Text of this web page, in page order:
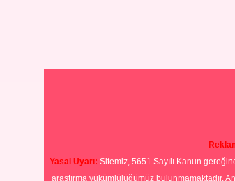
Yasal Uyarı: Sitemiz, 5651 Sayılı Kanun
araştırma yükümlülüğümüz bulunmamaktadır.